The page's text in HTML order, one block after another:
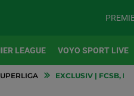
LEAGUE VOYO SPORT LIVE
EXCLUSIV | FCSB,